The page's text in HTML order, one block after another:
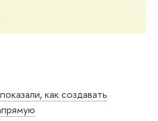
как создавать